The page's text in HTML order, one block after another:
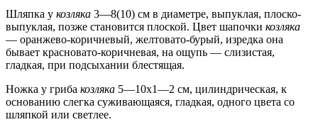
Шляпка у козляка 3—8(10) см в диаметре, выпуклая, плоско-
выпуклая, позже становится плоской. Цвет шапочки козляка
— оранжево-коричневый, желтовато-бурый, изредка она
бывает красновато-коричневая, на ощупь — слизистая,
гладкая, при подсыхании блестящая.
Ножка у гриба козляка 5—10х1—2 см, цилиндрическая, к
основанию слегка суживающаяся, гладкая, одного цвета со
шляпкой или светлее.